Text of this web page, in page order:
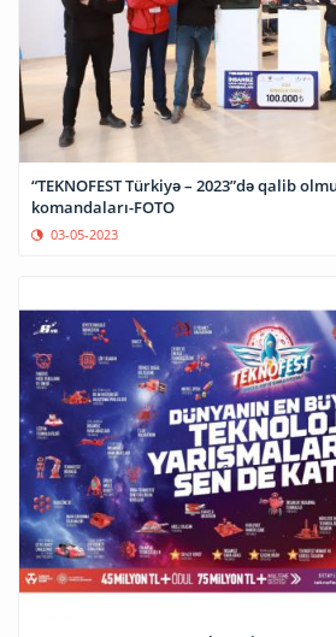
“TEKNOFEST Türkiyə – 2023”də qalib
komandaları-FOTO
03-05-2023